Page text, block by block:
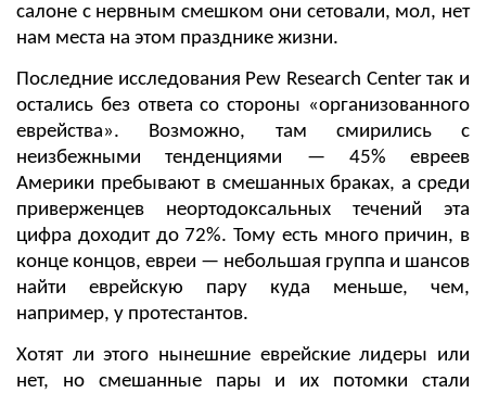
салоне с нервным смешком они сетовали, мол, нет
нам места на этом празднике жизни.
Последние исследования Pew Research Center так и
остались без ответа со стороны «организованного
еврейства». Возможно, там смирились с
неизбежными тенденциями — 45% евреев
Америки пребывают в смешанных браках, а среди
приверженцев неортодоксальных течений эта
цифра доходит до 72%. Тому есть много причин, в
конце концов, евреи — небольшая группа и шансов
найти еврейскую пару куда меньше, чем,
например, у протестантов.
Хотят ли этого нынешние еврейские лидеры или
нет, но смешанные пары и их потомки стали